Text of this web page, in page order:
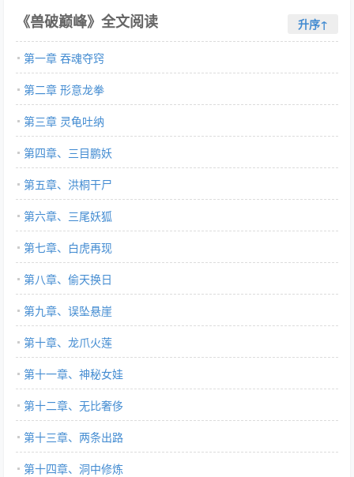
《兽破巅峰》全文阅读 升序↑
第一章 吞魂夺窍
第二章 形意龙拳
第三章 灵龟吐纳
第四章、三目鹏妖
第五章、洪桐干尸
第六章、三尾妖狐
第七章、白虎再现
第八章、偷天换日
第九章、误坠悬崖
第十章、龙爪火莲
第十一章、神秘女娃
第十二章、无比奢侈
第十三章、两条出路
第十四章、洞中修炼